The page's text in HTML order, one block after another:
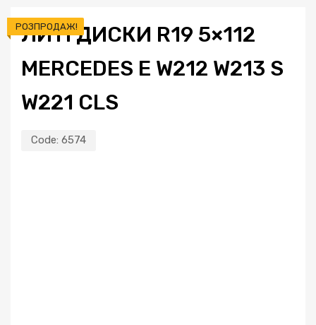
ЛИТІ ДИСКИ R19 5×112
MERCEDES E W212 W213 S
W221 CLS
Code: 6574
РОЗПРОДАЖ!